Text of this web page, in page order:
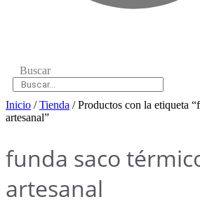
Buscar
Inicio /Tienda / Productos con la etiqueta
artesanal”
funda saco
artesanal